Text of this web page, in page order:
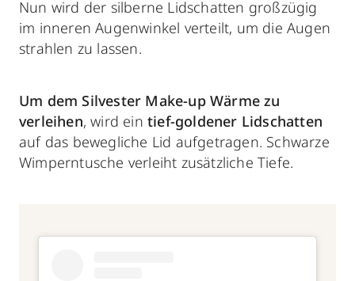
Nun wird der silberne Lidschatten großzügig
im inneren Augenwinkel verteilt, um die Augen
strahlen zu lassen.
Um dem Silvester Make-up Wärme zu
verleihen, wird eintief-goldener Lidschatten
auf das bewegliche Lid aufgetragen. Schwarze
Wimperntusche verleiht zusätzliche Tiefe.